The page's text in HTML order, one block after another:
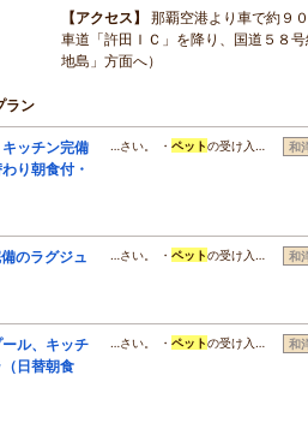
アクセス
那覇空港より車で約９
車道「許田ＩＣ」を降り、国道５８
地島」方面へ）
ラン
キッチン完備
り朝食付・
…さい。 ・ ペットの受け入… 和
のラグジュ
…さい。 ・ ペットの受け入… 和
ール、キッチ
日替朝食
…さい。 ・ ペットの受け入… 和